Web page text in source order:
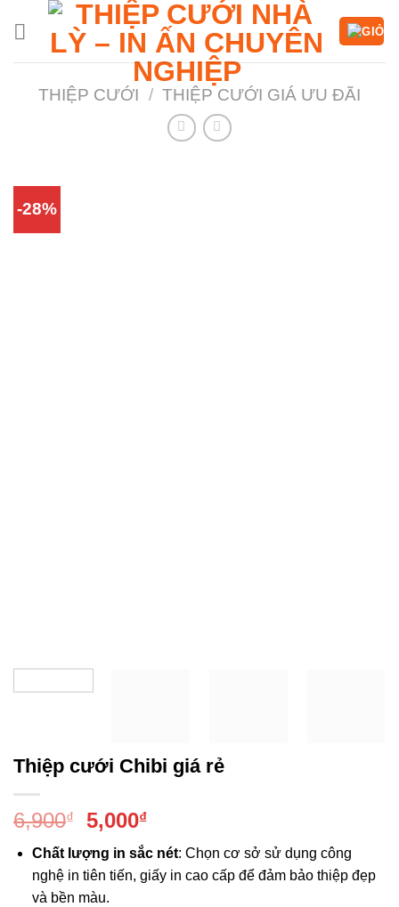
THIỆP CƯỚI / THIỆP CƯỚI GIÁ ƯU ĐÃI
-28%
Thiệp cưới Chibi giá rẻ
6,900₫
Giá
là:
6,900₫.
5,000₫Giá
hiện
tại
là:
Chất lượng in sắc nét: Chọn cơ sở sử dụng công
nghệ in tiên tiến, giấy in cao cấp để đảm bảo thiệp đẹp
và bền màu.